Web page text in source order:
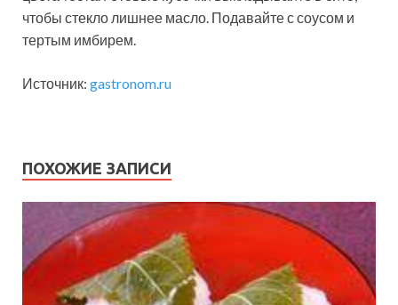
чтобы стекло лишнее масло. Подавайте с соусом и
тертым имбирем.
Источник: gastronom.ru
ПОХОЖИЕ ЗАПИСИ